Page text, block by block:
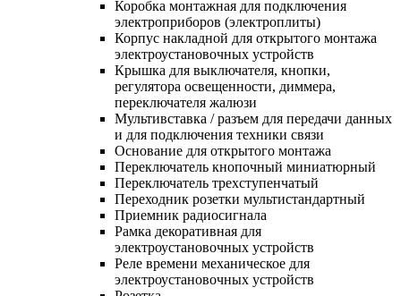
Коробка монтажная для подключения
электроприборов (электроплиты)
Корпус накладной для открытого монтажа
электроустановочных устройств
Крышка для выключателя, кнопки,
регулятора освещенности, диммера,
переключателя жалюзи
Мультивставка / разъем для передачи данных
и для подключения техники связи
Основание для открытого монтажа
Переключатель кнопочный миниатюрный
Переключатель трехступенчатый
Переходник розетки мультистандартный
Приемник радиосигнала
Рамка декоративная для
электроустановочных устройств
Реле времени механическое для
электроустановочных устройств